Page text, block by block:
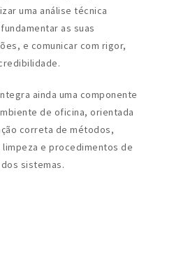
uma análise técnica
as suas
e comunicar com rigor,
ainda uma componente
de oficina, orientada
correta de métodos,
e procedimentos de
sistemas.